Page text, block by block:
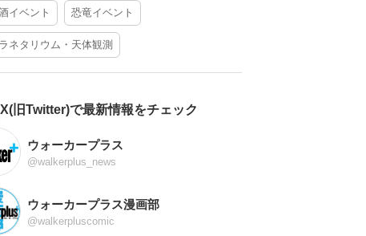
イベント 恐竜イベント
ネタリウム・天体観測
X(旧Twitter)で最新情報をチェック
ウォーカープラス
@walkerplus_news
ウォーカープラス漫画部
@walkerpluscomic